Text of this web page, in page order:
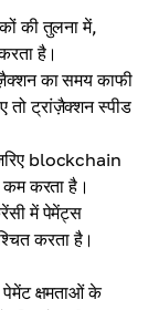
की तुलना में,
है।
का समय काफी
तो ट्रांज़ैक्शन स्पीड
blockchain
करता है।
में पेमेंट्स
करता है।
क्षमताओं के